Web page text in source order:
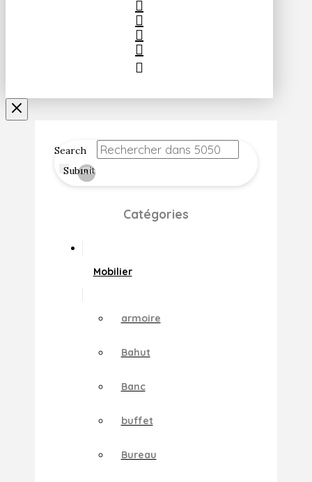
Search
Submit
Clear
Catégories
Mobilier
armoire
Bahut
Banc
buffet
Bureau